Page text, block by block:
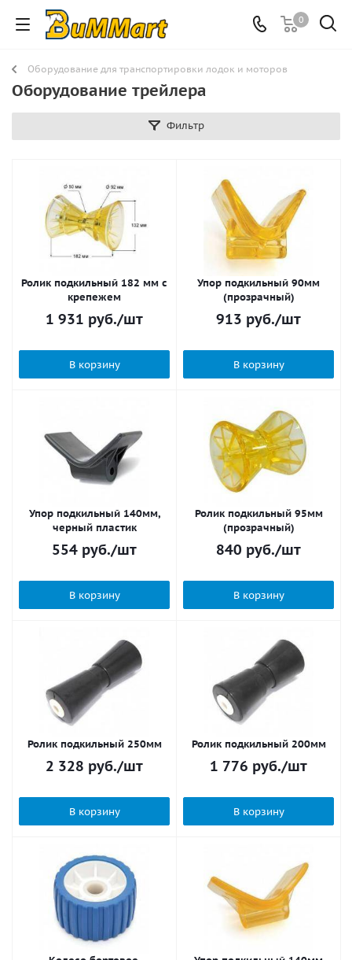
0
Оборудование для транспортировки лодок и моторов
Оборудование трейлера
Фильтр
Ролик подкильный 182 мм c
крепежем
1 931 руб./шт
В корзину
Упор подкильный 90мм
(прозрачный)
913 руб./шт
В корзину
Упор подкильный 140мм,
черный пластик
554 руб./шт
В корзину
Ролик подкильный 95мм
(прозрачный)
840 руб./шт
В корзину
Ролик подкильный 250мм
2 328 руб./шт
В корзину
Ролик подкильный 200мм
1 776 руб./шт
В корзину